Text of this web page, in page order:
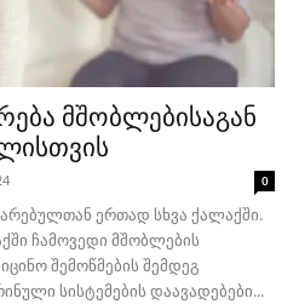
მშობლებისაგან
0
ერთად სხვა ქალაქში.
ჩამოვედი მშობლების
შემოწმების შემდეგ
სისტემების დაავადებები...